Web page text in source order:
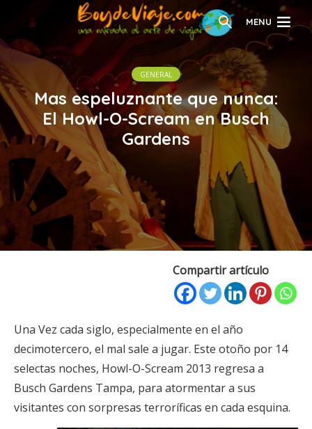
MENU
GENERAL
Mas espeluznante que nunca:
El Howl-O-Scream en Busch
Gardens
Compartir artículo
Una Vez cada siglo, especialmente en el año
decimotercero, el mal sale a jugar. Este otoño por 14
selectas noches, Howl-O-Scream 2013 regresa a
Busch Gardens Tampa, para atormentar a sus
visitantes con sorpresas terroríficas en cada esquina.